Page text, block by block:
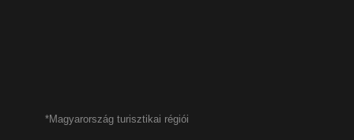
*Magyarország turisztikai régiói